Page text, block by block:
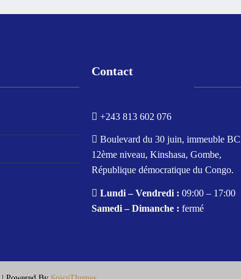
Contact
+243 813 602 076
Boulevard du 30 juin, immeuble
12ème niveau, Kinshasa, Gombe,
République démocratique du Congo.
Lundi – Vendredi : 09:00 – 17:00
Samedi – Dimanche : fermé